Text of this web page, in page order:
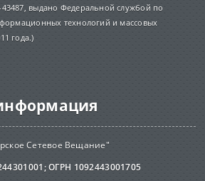
выдано Федеральной службой по
технологий и массовых
года.)
Сетевое Вещание"
ОГРН 1092443001705